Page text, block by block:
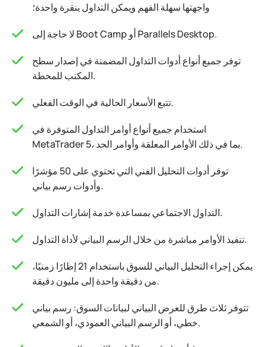
واجهتها سهلة الفهم ويمكن التداول بنقرة واحدة؛
لا حاجة إلى Boot Camp أو Parallels Desktop.
توفر جميع أنواع أدوات التداول المضمنة في إصدار سطح
المكتب للمحطة.
تتبع الأسعار الحالية في الوقت الفعلي.
استخدام جميع أنواع أوامر التداول المتوفرة في
MetaTrader 5، بما في ذلك الأوامر المعلقة وأوامر الحد.
توفر أدوات التحليل الفني التي تحتوي على 50 مؤشرًا
وأدوات رسم بياني.
التداول الاجتماعي بمساعدة خدمة إشارات التداول.
تنفيذ الأوامر مباشرة من خلال الرسم البياني لأداة التداول.
يمكن إجراء التحليل البياني للسوق باستخدام 21 إطارًا زمنيًا،
من دقيقة واحدة إلى مليون دقيقة.
تتوفر ثلاث طرق للعرض البياني لبيانات السوق: رسم بياني
خطي، أو الرسم البياني العمودي، أو الشمعي.